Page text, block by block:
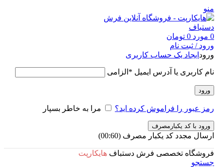
منو
0 مورد 0 تومان
ورود / ثبت نام
ورود ایجاد یک حساب کاربری
نام کاربری یا آدرس ایمیل * الزامی
ورود
رمز عبور را فراموش کرده اید؟ مرا به خاطر بسپار
ورود با کد یکبارمصرف
ارسال مجدد کد یکبار مصرف (00:
60
)
فروشگاه تخصصی فرش دستباف هایکارپت
جستجو